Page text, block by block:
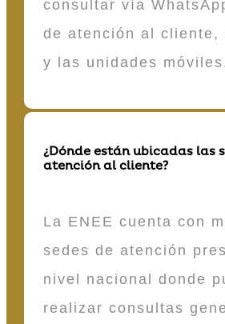
consultar vía
de atención al cliente,
y las unidades
¿Dónde están ubicadas las
atención al cliente?
La ENEE cuenta con
sedes de atención
nivel nacional donde
realizar consultas